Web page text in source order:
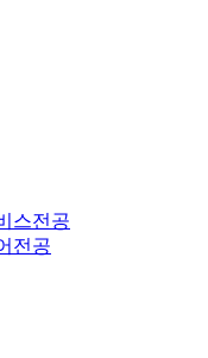
스전공
전공